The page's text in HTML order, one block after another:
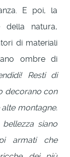
E poi, la
della natura,
di materiali
ombre di
Resti di
decorano con
montagne.
siano
armati che